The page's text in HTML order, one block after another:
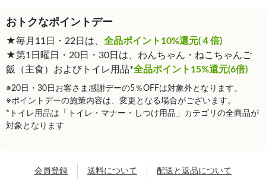
おトクなポイントデー
★毎月11日・22日は、 全品ポイント10%還元(４倍)
★第1日曜日・20日・30日は、わんちゃん・ねこちゃんご
飯（主食）およびトイレ用品*全品ポイント15%還元(6倍)
※20日・30日お客さま感謝デーの5％OFFは対象外となります。
※ポイントデーの施策内容は、変更となる場合がございます。
*トイレ用品は「トイレ・マナー・しつけ用品」カテゴリの全商品が
対象となります
会員登録 送料について 配送と返品について